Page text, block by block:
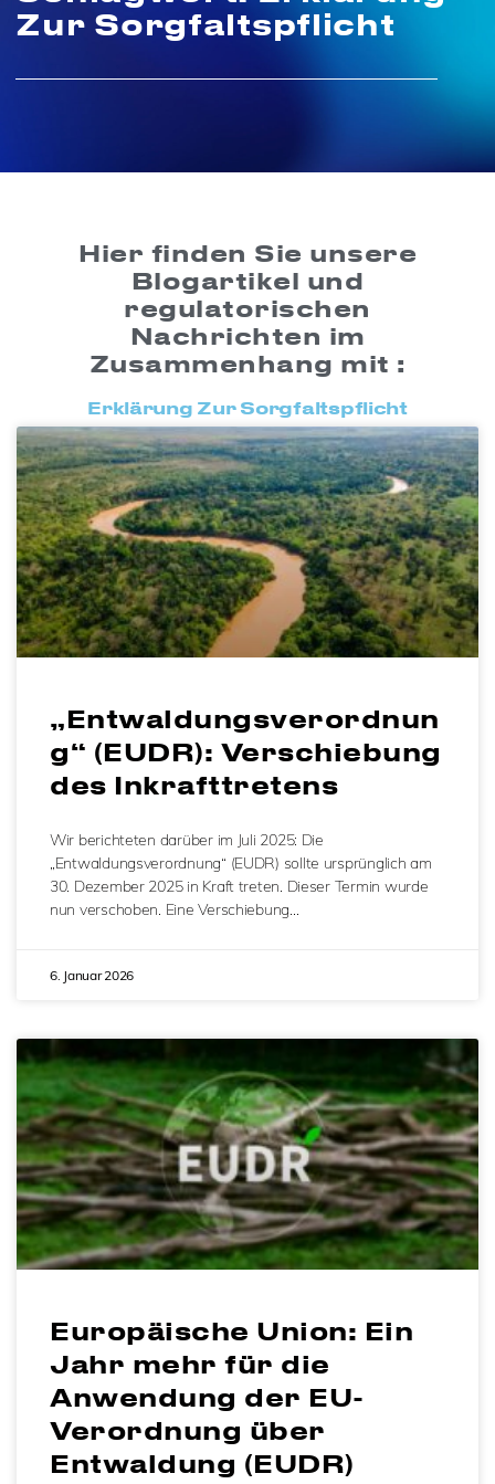
Zur Sorgfaltspflicht
Hier finden Sie unsere
Blogartikel und
regulatorischen
Nachrichten im
Zusammenhang mit :
Erklärung Zur Sorgfaltspflicht
„Entwaldungsverordnun
g“ (EUDR): Verschiebung
des Inkrafttretens
Wir berichteten darüber im Juli 2025: Die
„Entwaldungsverordnung“ (EUDR) sollte ursprünglich am
30. Dezember 2025 in Kraft treten. Dieser Termin wurde
nun verschoben. Eine Verschiebung…
6. Januar 2026
Europäische Union: Ein
Jahr mehr für die
Anwendung der EU-
Verordnung über
Entwaldung (EUDR)